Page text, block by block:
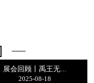
展会回顾丨禹王无...
2025-08-18